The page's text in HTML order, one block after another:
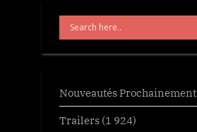
Nouveautés Prochainement
Trailers (1 924)